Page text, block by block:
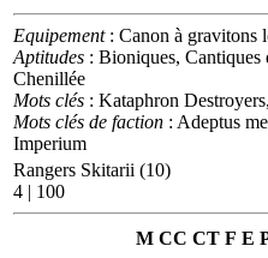
Equipement: Canon à gravitons
Aptitudes : Bioniques,
Chenillée
Mots clés : Kataphron
Mots clés de faction : Adeptus
Imperium
Rangers Skitarii (10)
4 | 100
M CC CT F E